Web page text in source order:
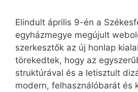
Elindult április 9-én a
egyházmegye megújult
szerkesztők az új honlap
törekedtek, hogy az
struktúrával és a letisztult
modern, felhasználóbarát és